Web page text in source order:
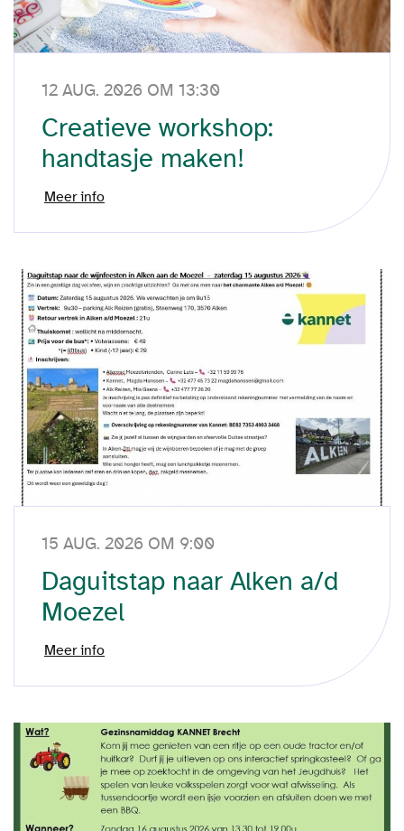
12 AUG. 2026 OM 13:30
Creatieve workshop:
handtasje maken!
Meer info
15 AUG. 2026 OM 9:00
Daguitstap naar Alken a/d
Moezel
Meer info